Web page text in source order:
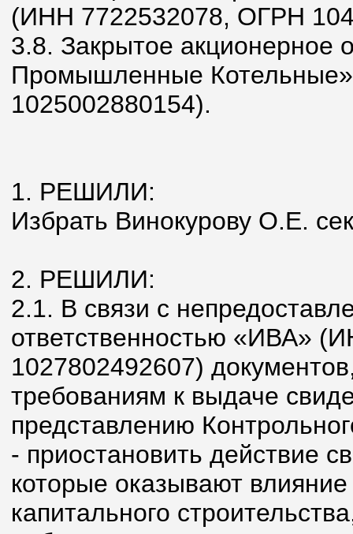
(ИНН 7722532078, ОГРН
3.8. Закрытое акционерное
Промышленные
1025002880154).
1. РЕШИЛИ:
Избрать Винокурову О.Е.
2. РЕШИЛИ:
2.1. В связи с
ответственностью «ИВА»
1027802492607)
требованиям к выдаче
представлению
- приостановить действие
которые оказывают
капитального